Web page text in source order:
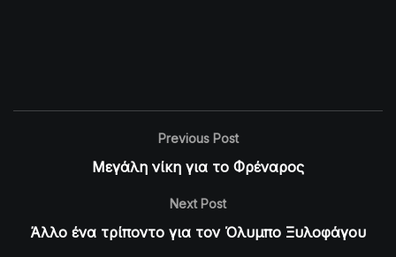
Previous Post
Μεγάλη νίκη για το Φρέναρος
Next Post
Άλλο ένα τρίποντο για τον Όλυμπο Ξυλοφάγου